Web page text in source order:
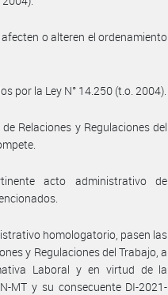
o alteren el ordenamiento
por la Ley N° 14.250 (t.o. 2004).
Relaciones y Regulaciones del
acto administrativo de
homologatorio, pasen las
y Regulaciones del Trabajo, a
Laboral y en virtud de la
MT y su consecuente DI-2021-